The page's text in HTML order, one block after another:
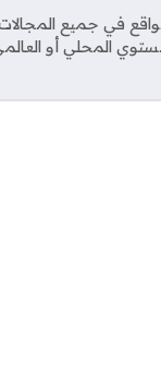
بالعديد من المواقع في جميع
المحلي أو